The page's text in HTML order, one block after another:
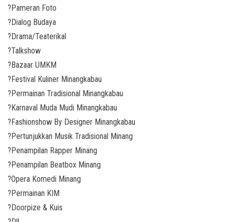
?Pameran Foto
?Dialog Budaya
?Drama/Teaterikal
?Talkshow
?Bazaar UMKM
?Festival Kuliner Minangkabau
?Permainan Tradisional Minangkabau
?Karnaval Muda Mudi Minangkabau
?Fashionshow By Designer Minangkabau
?Pertunjukkan Musik Tradisional Minang
?Penampilan Rapper Minang
?Penampilan Beatbox Minang
?Opera Komedi Minang
?Permainan KIM
?Doorpize & Kuis